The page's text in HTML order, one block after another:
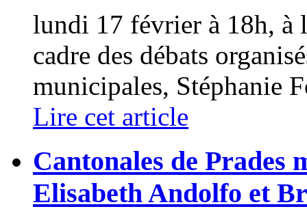
lundi 17 février à 18h, à
cadre des débats
municipales, Stéphanie
Lire cet article
Cantonales de Prades
Elisabeth Andolfo et